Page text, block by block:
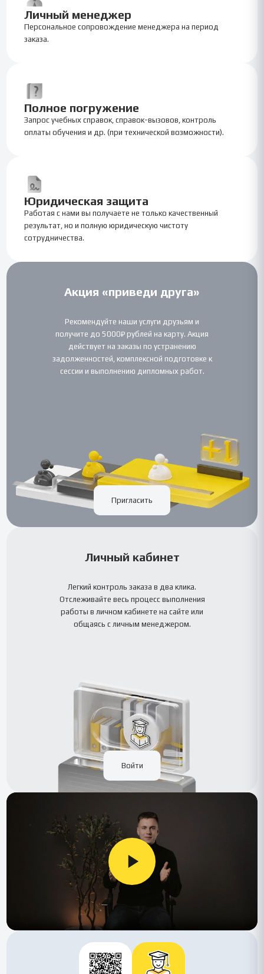
Личный менеджер
Персональное сопровождение менеджера на период
заказа.
Полное погружение
Запрос учебных справок, справок-вызовов, контроль
оплаты обучения и др. (при технической возможности).
Юридическая защита
Работая с нами вы получаете не только качественный
результат, но и полную юридическую чистоту
сотрудничества.
Акция «приведи друга»
Рекомендуйте наши услуги друзьям и
получите до 5000₽ рублей на карту. Акция
действует на заказы по устранению
задолженностей, комплексной подготовке к
сессии и выполнению дипломных работ.
Пригласить
Личный кабинет
Легкий контроль заказа в два клика.
Отслеживайте весь процесс выполнения
работы в личном кабинете на сайте или
общаясь с личным менеджером.
Войти